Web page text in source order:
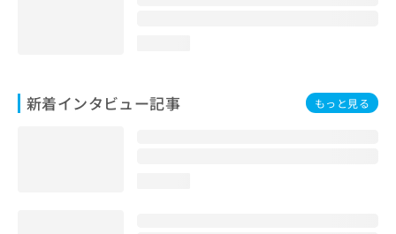
新着インタビュー記事 もっと見る